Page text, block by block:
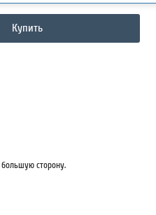
Купить
большую сторону.